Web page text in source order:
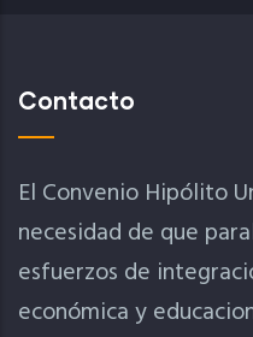
Contacto
El Convenio Hipólito
necesidad de que
esfuerzos de
económica y